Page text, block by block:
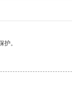
护。